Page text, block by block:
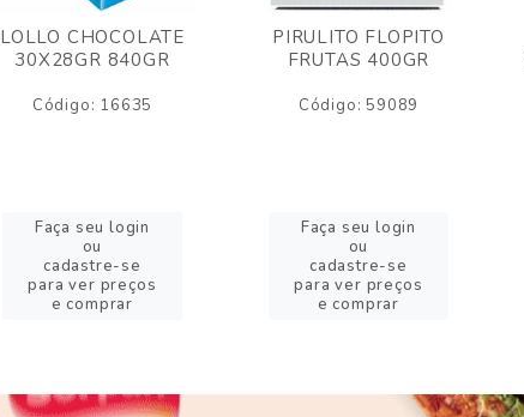
LOLLO CHOCOLATE
30X28GR 840GR
Código: 16635
Faça seu login
ou
cadastre-se
para ver preços
e comprar
PIRULITO FLOPITO
FRUTAS 400GR
Código: 59089
Faça seu login
ou
cadastre-se
para ver preços
e comprar